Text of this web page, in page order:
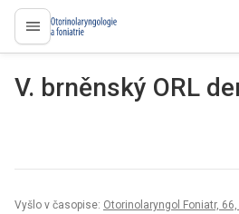
proLékaře.cz
V. brněnský ORL
Vyšlo v časopise: Otorinolaryngol Foniatr, 66,